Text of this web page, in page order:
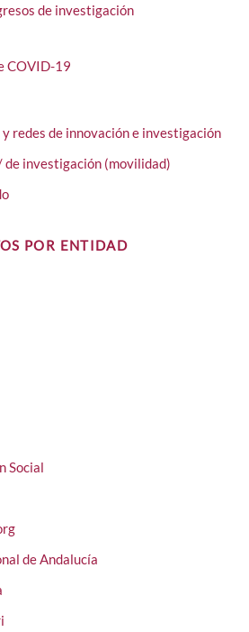
de investigación
COVID-19
redes de innovación e investigación
de investigación (movilidad)
POR ENTIDAD
Social
de Andalucía